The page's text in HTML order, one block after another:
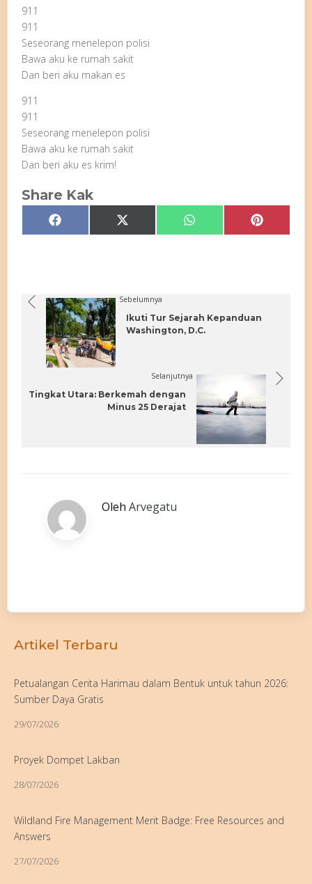
911
911
Seseorang menelepon polisi
Bawa aku ke rumah sakit
Dan beri aku makan es
911
911
Seseorang menelepon polisi
Bawa aku ke rumah sakit
Dan beri aku es krim!
Share Kak
Share
on
Facebook Share
on
X
(Twitter)
Share
on
WhatsApp Share
on
Pinterest
Sebelumnya
Ikuti Tur Sejarah Kepanduan
Washington, D.C.
Selanjutnya
Tingkat Utara: Berkemah dengan
Minus 25 Derajat
Oleh Arvegatu
Artikel Terbaru
Petualangan Cerita Harimau dalam Bentuk untuk tahun 2026:
Sumber Daya Gratis
29/07/2026
Proyek Dompet Lakban
28/07/2026
Wildland Fire Management Merit Badge: Free Resources and
Answers
27/07/2026